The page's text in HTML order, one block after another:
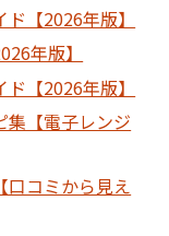
【2026年版】
年版】
【2026年版】
集【電子レンジ
口コミから見え